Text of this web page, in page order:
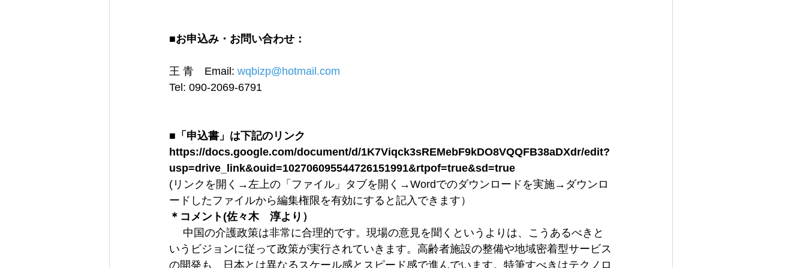
■お申込み・お問い合わせ：
王 青　Email: wqbizp@hotmail.com
Tel: 090-2069-6791
■「申込書」は下記のリンク
https://docs.google.com/document/d/1K7Viqck3sREMebF9kDO8VQQFB38aDXdr/edit?
usp=drive_link&ouid=102706095544726151991&rtpof=true&sd=true
(リンクを開く→左上の「ファイル」タブを開く→Wordでのダウンロードを実施→ダウンロ
ードしたファイルから編集権限を有効にすると記入できます）
＊コメント(佐々木　淳より）
中国の介護政策は非常に合理的です。現場の意見を聞くというよりは、こうあるべきと
いうビジョンに従って政策が実行されていきます。高齢者施設の整備や地域密着型サービス
の開発も、日本とは異なるスケール感とスピード感で進んでいます。特筆すべきはテクノロ